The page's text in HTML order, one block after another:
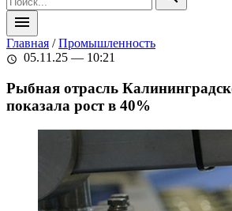
menu
Главная /Промышленность
schedule 05.11.25 — 10:21
Рыбная отрасль
показала рост в 40%